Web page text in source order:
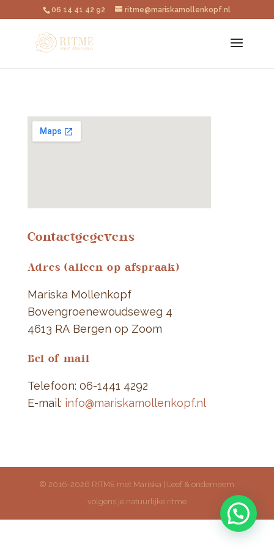
06 14 41 42 92 ritme@mariskamollenkopf.nl
Contactgegevens
Adres (alleen op afspraak)
Mariska Mollenkopf
Bovengroenewoudseweg 4
4613 RA Bergen op Zoom
Bel of mail
Telefoon: 06-1441 4292
E-mail: info@mariskamollenkopf.nl
© 2016-2026 RITME met Mariska | Leef & onderneem
volgens je natuurlijke ritme